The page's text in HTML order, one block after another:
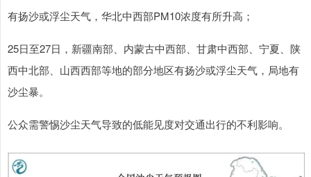
有扬沙或浮尘天气，华北中西部PM10浓度有所升高；
25日至27日，新疆南部、内蒙古中西部、甘肃中西部、宁夏、陕
西中北部、山西西部等地的部分地区有扬沙或浮尘天气，局地有
沙尘暴。
公众需警惕沙尘天气导致的低能见度对交通出行的不利影响。